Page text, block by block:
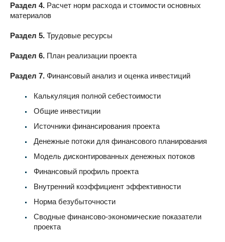
Раздел 4. Расчет норм расхода и стоимости основных
материалов
Раздел 5. Трудовые ресурсы
Раздел 6. План реализации проекта
Раздел 7. Финансовый анализ и оценка инвестиций
Калькуляция полной себестоимости
Общие инвестиции
Источники финансирования проекта
Денежные потоки для финансового планирования
Модель дисконтированных денежных потоков
Финансовый профиль проекта
Внутренний коэффициент эффективности
Норма безубыточности
Сводные финансово-экономические показатели
проекта